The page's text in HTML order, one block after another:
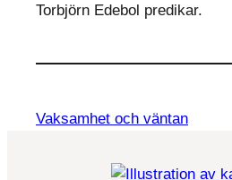
Torbjörn Edebol predikar.
Vaksamhet och väntan